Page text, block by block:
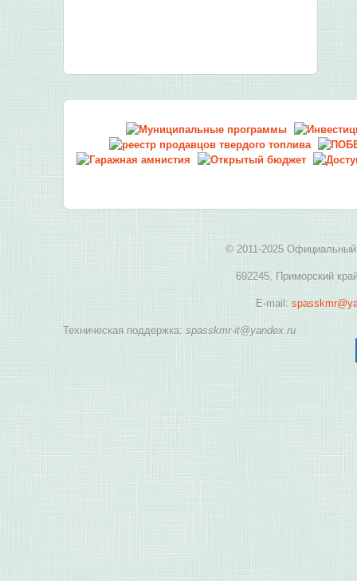
© 2011-2025 Официальный
692245, Приморский
E-mail:
Техническая поддержка: spasskmr-it@yandex.ru